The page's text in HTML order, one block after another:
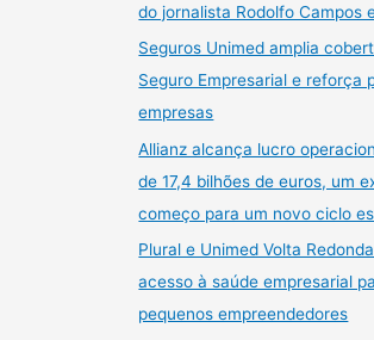
do jornalista Rodolfo Campos
Seguros Unimed amplia
Seguro Empresarial e reforça
empresas
Allianz alcança lucro
de 17,4 bilhões de euros, um
começo para um novo ciclo
Plural e Unimed Volta
acesso à saúde empresarial
pequenos empreendedores